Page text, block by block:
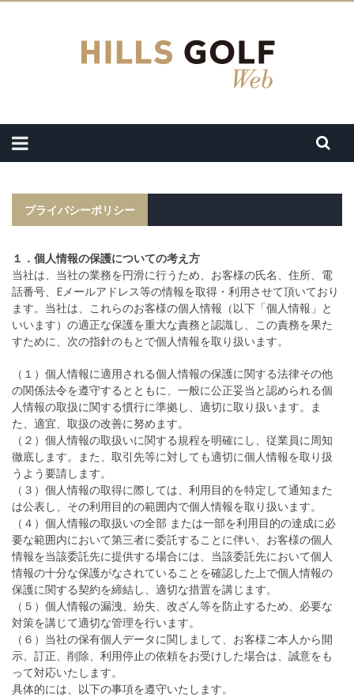
プライバシーポリシー
１．個人情報の保護についての考え方
当社は、当社の業務を円滑に行うため、お客様の氏名、住所、電
話番号、Eメールアドレス等の情報を取得・利用させて頂いており
ます。当社は、これらのお客様の個人情報（以下「個人情報」と
いいます）の適正な保護を重大な責務と認識し、この責務を果た
すために、次の指針のもとで個人情報を取り扱います。
（１）個人情報に適用される個人情報の保護に関する法律その他
の関係法令を遵守するとともに、一般に公正妥当と認められる個
人情報の取扱に関する慣行に準拠し、適切に取り扱います。ま
た、適宜、取扱の改善に努めます。
（２）個人情報の取扱いに関する規程を明確にし、従業員に周知
徹底します。また、取引先等に対しても適切に個人情報を取り扱
うよう要請します。
（３）個人情報の取得に際しては、利用目的を特定して通知また
は公表し、その利用目的の範囲内で個人情報を取り扱います。
（４）個人情報の取扱いの全部 または一部を利用目的の達成に必
要な範囲内において第三者に委託することに伴い、お客様の個人
情報を当該委託先に提供する場合には、当該委託先において個人
情報の十分な保護がなされていることを確認した上で個人情報の
保護に関する契約を締結し、適切な措置を講じます。
（５）個人情報の漏洩、紛失、改ざん等を防止するため、必要な
対策を講じて適切な管理を行います。
（６）当社の保有個人データに関しまして、お客様ご本人から開
示、訂正、削除、利用停止の依頼をお受けした場合は、誠意をも
って対応いたします。
具体的には、以下の事項を遵守いたします。